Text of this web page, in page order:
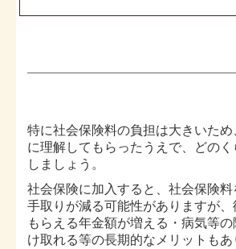
特に社会保険料の負担は大きいため
に理解してもらったうえで、どの
しましょう。
社会保険に加入すると、社会保険
手取りが減る可能性がありますが
もらえる年金額が増える・病気等
け取れる等の長期的なメリットも